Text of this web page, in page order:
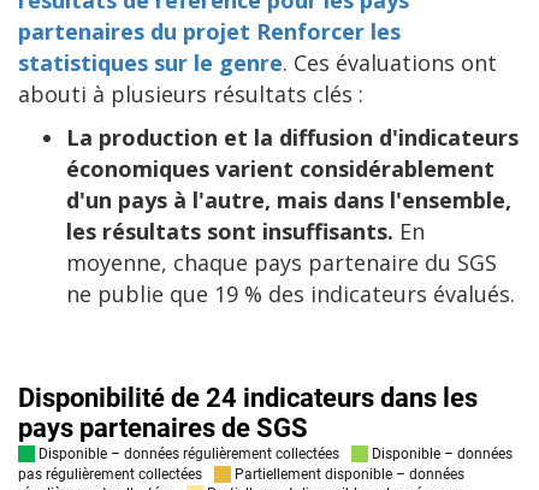
partenaires du projet Renforcer les
statistiques sur le genre. Ces évaluations ont
abouti à plusieurs résultats clés :
La production et la diffusion d'indicateurs
économiques varient considérablement
d'un pays à l'autre, mais dans l'ensemble,
les résultats sont insuffisants. En
moyenne, chaque pays partenaire du SGS
ne publie que 19 % des indicateurs évalués.